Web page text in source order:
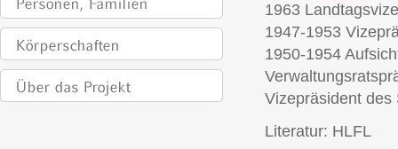
1963
1947-1953
1950-1954
Vizepräsident des
Literatur: HLFL